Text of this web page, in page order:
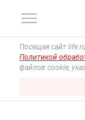
Посещая сайт
Политикой
файлов cookie,